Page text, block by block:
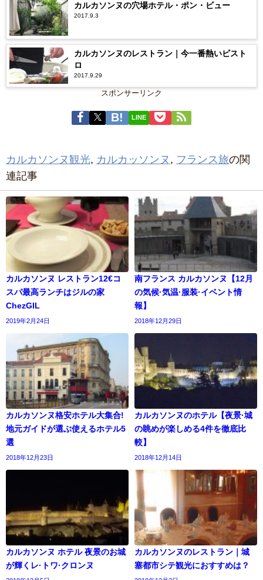
カルカソンヌの穴場ホテル・ポン・ビュー
2017.9.3
カルカソンヌのレストラン｜今一番熱いビスト
ロ
2017.9.29
スポンサーリンク
LINE
カルカソンヌ観光, カルカッソンヌ , フランス旅の関
連記事
カルカソンヌ レストラン12€コ
スパ最高ランチはジルの家
ChezGIL
2019年2月24日
南フランス カルカソンヌ【12月
の気候·気温·服装·イベント情
報】
2018年12月29日
カルカソンヌ格安ホテル大集合!
地元ガイドが選ぶ使えるホテル5
選
2018年12月23日
カルカソンヌのホテル【夜景·城
の眺めが楽しめる4件を徹底比
較】
2018年12月14日
カルカソンヌ ホテル 夜景のお城
が輝くレ·トワ·クロンヌ
カルカソンヌのレストラン｜城
塞都市シテ観光におすすめは？